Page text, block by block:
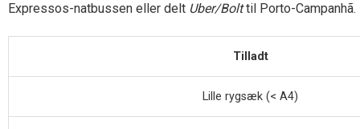
Expressos-natbussen eller delt Uber/Bolttil Porto-Campanhã.
Tilladt
Lille rygsæk (< A4)